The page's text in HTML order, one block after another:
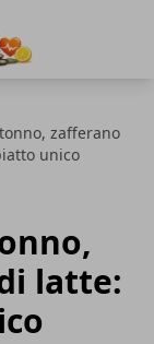
zafferano
unico
latte: